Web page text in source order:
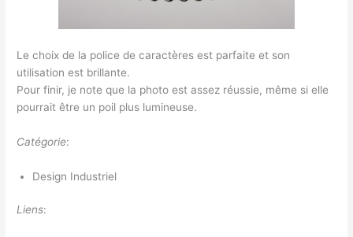
Le choix de la police de caractères est parfaite et son
utilisation est brillante.
Pour finir, je note que la photo est assez réussie, même si elle
pourrait être un poil plus lumineuse.
Catégorie:
Design Industriel
Liens: